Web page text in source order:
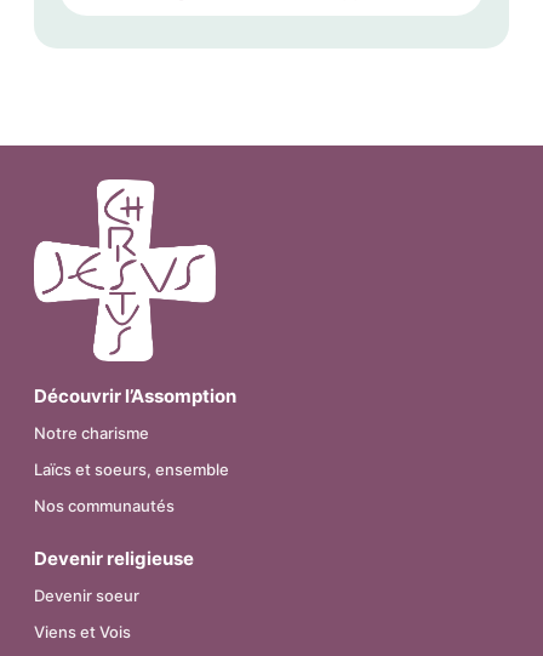
Découvrir l’Assomption
Notre charisme
Laïcs et soeurs, ensemble
Nos communautés
Devenir religieuse
Devenir soeur
Viens et Vois